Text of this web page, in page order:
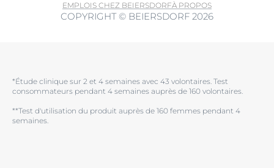
EMPLOIS CHEZ BEIERSDORFÀ PROPOS
COPYRIGHT © BEIERSDORF 2026
*Étude clinique sur 2 et 4 semaines avec 43 volontaires. Test
consommateurs pendant 4 semaines auprès de 160 volontaires.
**Test d'utilisation du produit auprès de 160 femmes pendant 4
semaines.